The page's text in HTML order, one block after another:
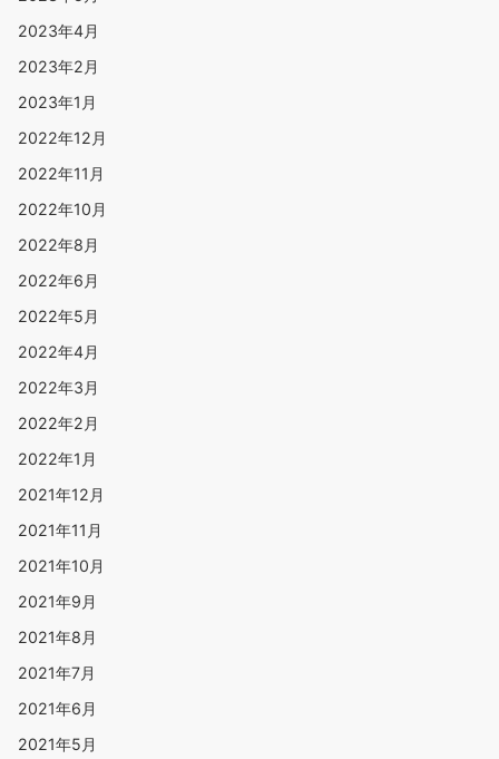
2023年4月
2023年2月
2023年1月
2022年12月
2022年11月
2022年10月
2022年8月
2022年6月
2022年5月
2022年4月
2022年3月
2022年2月
2022年1月
2021年12月
2021年11月
2021年10月
2021年9月
2021年8月
2021年7月
2021年6月
2021年5月